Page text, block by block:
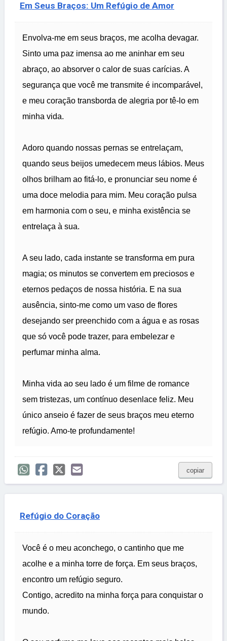
Em Seus Braços: Um Refúgio de Amor
Envolva-me em seus braços, me acolha devagar.
Sinto uma paz imensa ao me aninhar em seu
abraço, ao absorver o calor de suas carícias. A
segurança que você me transmite é incomparável,
e meu coração transborda de alegria por tê-lo em
minha vida.
Adoro quando nossas pernas se entrelaçam,
quando seus beijos umedecem meus lábios. Meus
olhos brilham ao fitá-lo, e pronunciar seu nome é
uma doce melodia para mim. Meu coração pulsa
em harmonia com o seu, e minha existência se
entrelaça à sua.
A seu lado, cada instante se transforma em pura
magia; os minutos se convertem em preciosos e
eternos pedaços de nossa história. E na sua
ausência, sinto-me como um vaso de flores
desejando ser preenchido com a água e as rosas
que só você pode trazer, para embelezar e
perfumar minha alma.
Minha vida ao seu lado é um filme de romance
sem tristezas, um contínuo desenlace feliz. Meu
único anseio é fazer de seus braços meu eterno
refúgio. Amo-te profundamente!
copiar
Refúgio do Coração
Você é o meu aconchego, o cantinho que me
acolhe e a minha torre de força. Em seus braços,
encontro um refúgio seguro.
Contigo, acredito na minha força para conquistar o
mundo.